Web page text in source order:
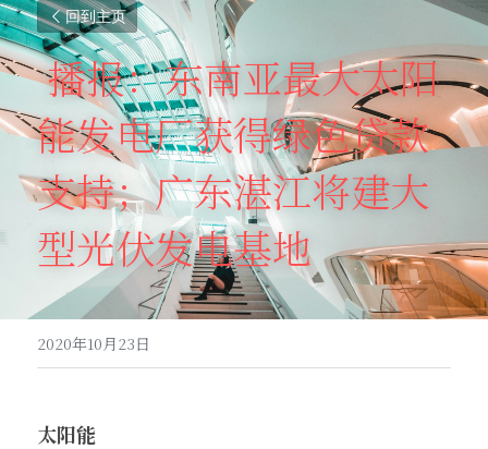
回到主页
播报：东南亚最大太阳
能发电厂获得绿色贷款
支持；广东湛江将建大
型光伏发电基地
2020年10月23日
太阳能